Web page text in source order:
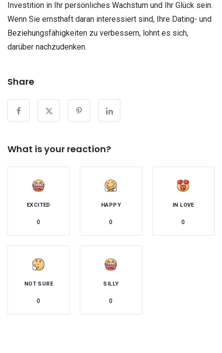
Investition in Ihr persönliches Wachstum und Ihr Glück sein.
Wenn Sie ernsthaft daran interessiert sind, Ihre Dating- und
Beziehungsfähigkeiten zu verbessern, lohnt es sich,
darüber nachzudenken.
Share
What is your reaction?
EXCITED
0
HAPPY
0
IN LOVE
0
NOT SURE
0
SILLY
0